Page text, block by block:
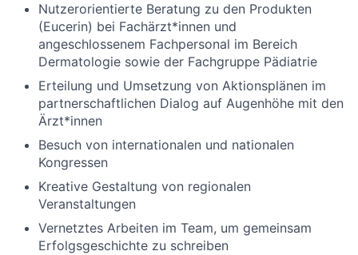
Nutzerorientierte Beratung zu den Produkten
(Eucerin) bei Fachärzt*innen und
angeschlossenem Fachpersonal im Bereich
Dermatologie sowie der Fachgruppe Pädiatrie
Erteilung und Umsetzung von Aktionsplänen im
partnerschaftlichen Dialog auf Augenhöhe mit den
Ärzt*innen
Besuch von internationalen und nationalen
Kongressen
Kreative Gestaltung von regionalen
Veranstaltungen
Vernetztes Arbeiten im Team, um gemeinsam
Erfolgsgeschichte zu schreiben